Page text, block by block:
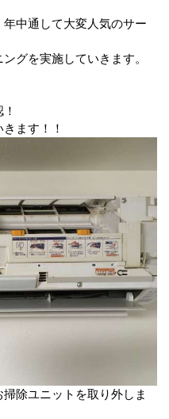
中通して大変人気のサー
グを実施していきます。
ます！！
除ユニットを取り外しま